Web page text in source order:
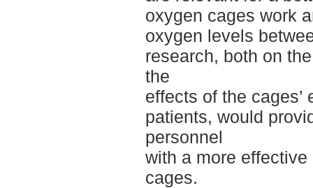
oxygen cages work
oxygen levels
research, both on
the
effects of the
patients, would
personnel
with a more
cages.